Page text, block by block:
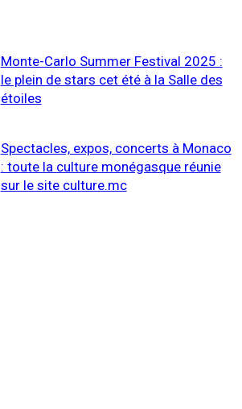
Monte-Carlo Summer Festival 2025 :
le plein de stars cet été à la Salle des
étoiles
Spectacles, expos, concerts à Monaco
: toute la culture monégasque réunie
sur le site culture.mc